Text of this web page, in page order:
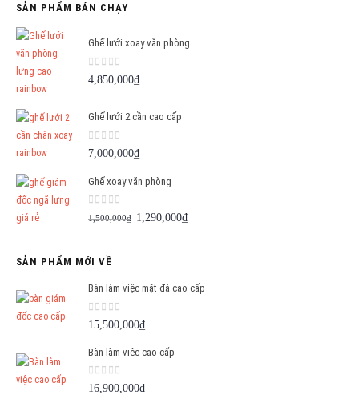
SẢN PHẨM BÁN CHẠY
Ghế lưới xoay văn phòng
0 out of 5
4,850,000₫
Ghế lưới 2 cần cao cấp
0 out of 5
7,000,000₫
Ghế xoay văn phòng
0 out of 5
1,500,000₫ Giá
1,290,000₫Giá
1,290,000₫.
SẢN PHẨM MỚI VỀ
Bàn làm việc mặt đá cao cấp
0 out of 5
15,500,000₫
Bàn làm việc cao cấp
0out of 5
16,900,000₫